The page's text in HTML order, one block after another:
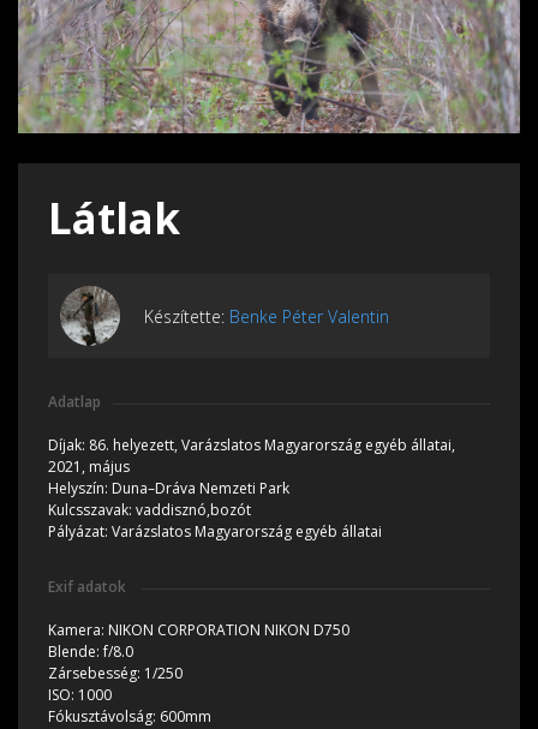
Látlak
Készítette: Benke Péter Valentin
Adatlap
Díjak: 86. helyezett, Varázslatos Magyarország egyéb állatai,
2021, május
Helyszín: Duna–Dráva Nemzeti Park
Kulcsszavak: vaddisznó,bozót
Pályázat: Varázslatos Magyarország egyéb állatai
Exif adatok
Kamera: NIKON CORPORATION NIKON D750
Blende:f/8.0
Zársebesség: 1/250
ISO: 1000
Fókusztávolság: 600mm